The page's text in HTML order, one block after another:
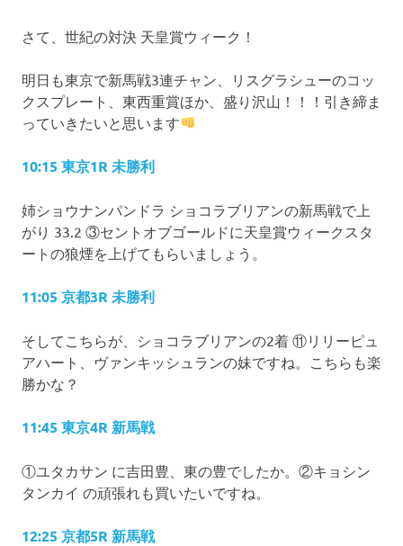
さて、世紀の対決 天皇賞ウィーク！
明日も東京で新馬戦3連チャン、リスグラシューのコッ
クスプレート、東西重賞ほか、盛り沢山！！！引き締ま
っていきたいと思います
10:15 東京1R 未勝利
姉ショウナンパンドラ ショコラブリアンの新馬戦で上
がり 33.2 ③セントオブゴールドに天皇賞ウィークスタ
ートの狼煙を上げてもらいましょう。
11:05 京都3R 未勝利
そしてこちらが、ショコラブリアンの2着 ⑪リリーピュ
アハート、ヴァンキッシュランの妹ですね。こちらも楽
勝かな？
11:45 東京4R 新馬戦
①ユタカサン に吉田豊、東の豊でしたか。②キョシン
タンカイ の頑張れも買いたいですね。
12:25 京都5R 新馬戦